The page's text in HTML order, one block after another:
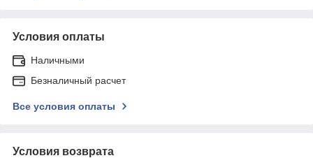
Условия оплаты
Наличными
Безналичный расчет
Все условия оплаты
Условия возврата